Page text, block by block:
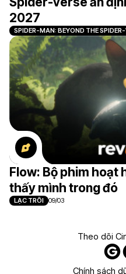
2027
SPIDER-MAN: BEYOND THE SPIDER-
Flow: Bộ phim hoạt
thấy mình trong đó
LẠC TRÔI 09/03
Theo dõi
Chính sách